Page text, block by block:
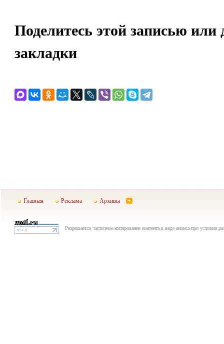
Поделитесь этой записью или
закладки
Главная Реклама Архивы
Разрешается частичное копирование контента в виде анонса при условии